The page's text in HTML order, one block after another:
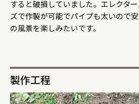
すると破損していました。エレクタ
ズで作製が可能でパイプも太いので
の風景を楽しみたいです。
製作工程